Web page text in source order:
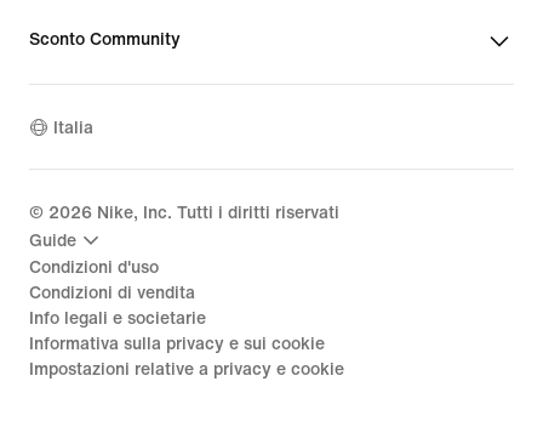
Sconto Community
Italia
© 2026 Nike, Inc. Tutti i diritti riservati
Guide
Condizioni d'uso
Condizioni di vendita
Info legali e societarie
Informativa sulla privacy e sui cookie
Impostazioni relative a privacy e cookie